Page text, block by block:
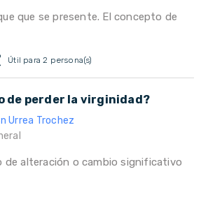
que se presente. El concepto de
Útil para 2 persona(s)
de perder la virginidad?
Urrea Trochez
de alteración o cambio significativo